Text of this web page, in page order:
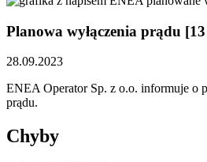
Planowa wyłączenia prądu
28.09.2023
ENEA Operator Sp. z o.o. informuje o
prądu.
Chyby